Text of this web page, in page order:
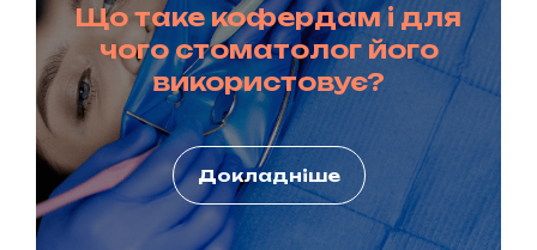
Що таке кофердам і для
чого стоматолог його
використовує?
Докладніше